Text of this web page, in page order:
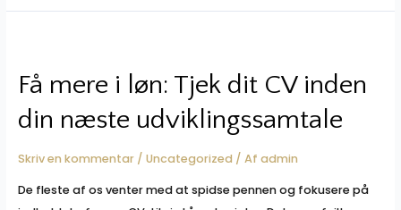
medarbejdere
og
masseopsigelser
Få mere i løn: Tjek dit CV inden
din næste udviklingssamtale
Skriv en kommentar / Uncategorized / Af admin
De fleste af os venter med at spidse pennen og fokusere på